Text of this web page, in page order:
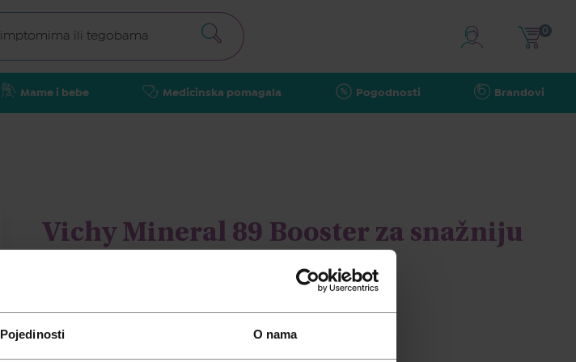
Pojedinosti O nama
Mame i bebe Medicinska pomagala Pogodnosti Brandovi
0
Vichy Mineral 89 Booster za snažniju
27,45